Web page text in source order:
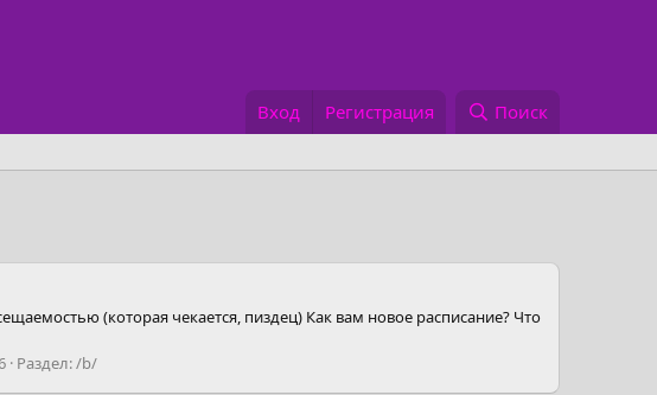
Вход Регистрация Поиск
(которая чекается, пиздец) Как вам новое расписание? Что
Раздел:/b/